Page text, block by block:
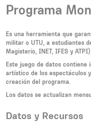
Programa
Es una herramienta que
militar o UTU, a estudiantes
Magisterio, INET, IFES y
Este juego de datos
artístico de los espectáculos
creación del programa.
Los datos se actualizan
Datos y Recursos